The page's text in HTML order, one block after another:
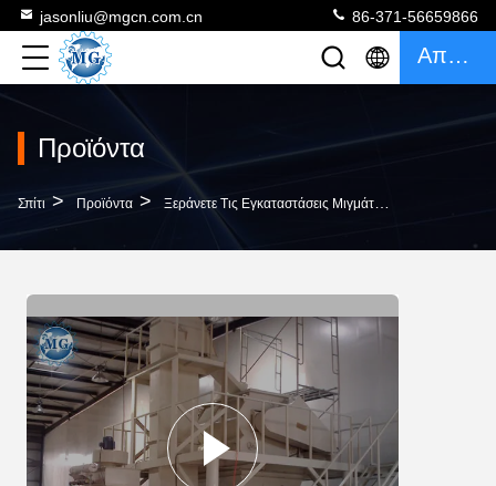
jasonliu@mgcn.com.cn 86-371-56659866
Απόσπασμα
Προϊόντα
Σπίτι > Προϊόντα > Ξεράνετε Τις Εγκαταστάσεις Μιγμάτων